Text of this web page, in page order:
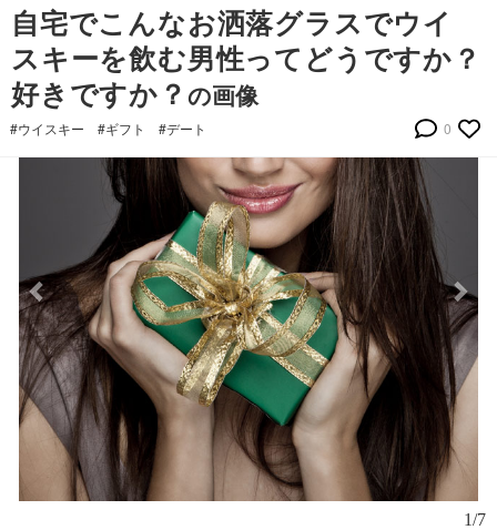
自宅でこんなお洒落グラスでウイ
スキーを飲む男性ってどうですか？
好きですか？ の画像
#ウイスキー #ギフト #デート 0
斜
1/7